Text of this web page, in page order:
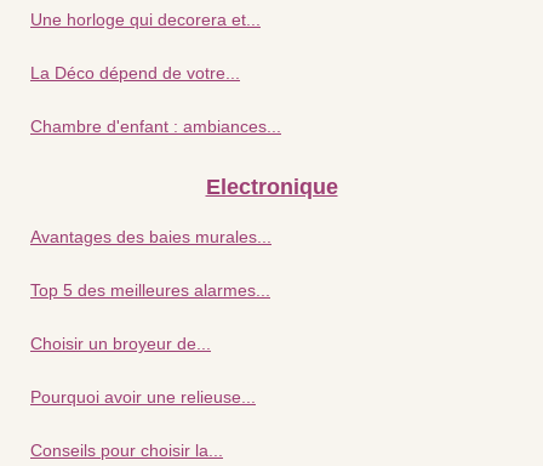
Une horloge qui decorera et...
La Déco dépend de votre...
Chambre d'enfant : ambiances...
Electronique
Avantages des baies murales...
Top 5 des meilleures alarmes...
Choisir un broyeur de...
Pourquoi avoir une relieuse...
Conseils pour choisir la...